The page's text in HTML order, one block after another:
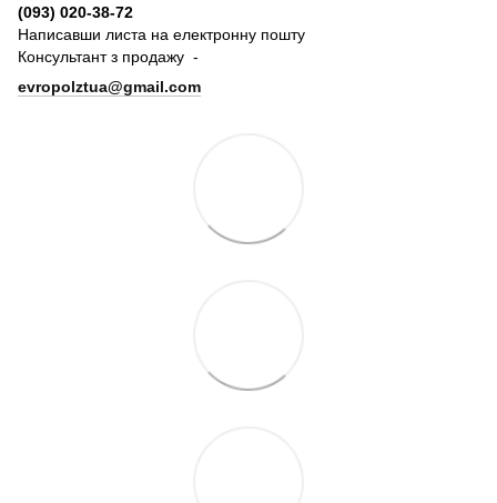
(093) 020-38-72
Написавши листа на електронну пошту
Консультант з продажу -
evropolztua@gmail.com